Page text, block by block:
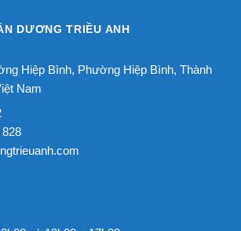
DƯƠNG TRIỀU ANH
Hiệp Bình, Phường Hiệp Bình, Thành
Nam
828